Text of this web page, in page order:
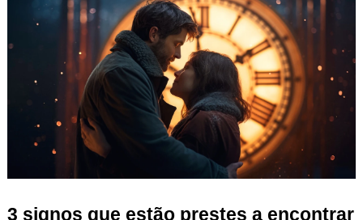
3 signos que estão prestes a encontrar